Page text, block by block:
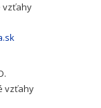
vzťahy
vzťahy